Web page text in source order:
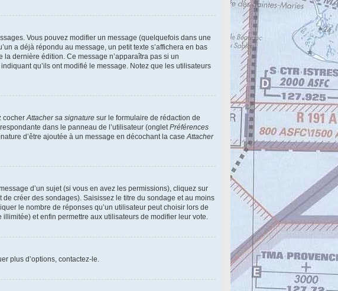
Vous pouvez modifier un message (quelquefois dans une
a déjà répondu au message, un petit texte s’affichera en bas
la dernière édition. Ce message n’apparaîtra pas si un
qu’ils ont modifié le message. Notez que les utilisateurs
cocherAttacher sa signature sur le formulaire de rédaction de
dans le panneau de l’utilisateur (ongletPréférences
d’être ajoutée à un message en décochant la caseAttacher
d’un sujet (si vous en avez les permissions), cliquez sur
créer des sondages). Saisissez le titre du sondage et au moins
le nombre de réponses qu’un utilisateur peut choisir lors de
illimitée) et enfin permettre aux utilisateurs de modifier leur vote.
plus d’options, contactez-le.